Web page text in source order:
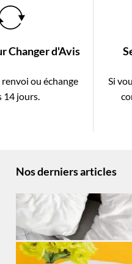
Changer d'Avis
ou échange
14 jours.
Si
Nos derniers articles